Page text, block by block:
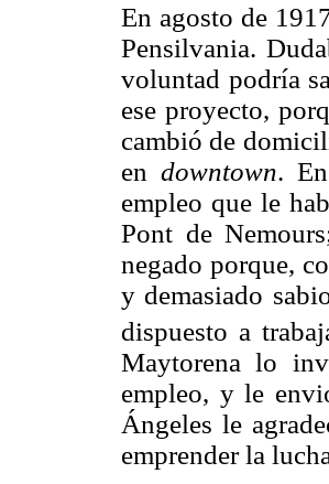
En agosto de
Pensilvania.
voluntad podría
ese proyecto,
cambió de
endowntown.
empleo que le
Pont de
negado porque,
y demasiado
dispuesto a
Maytorena lo
empleo, y le
Ángeles le
emprender la